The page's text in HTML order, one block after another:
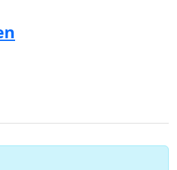
Sie sind abgemagert
noch auf die Versorgung
wird im Namen aller
Woche bei der